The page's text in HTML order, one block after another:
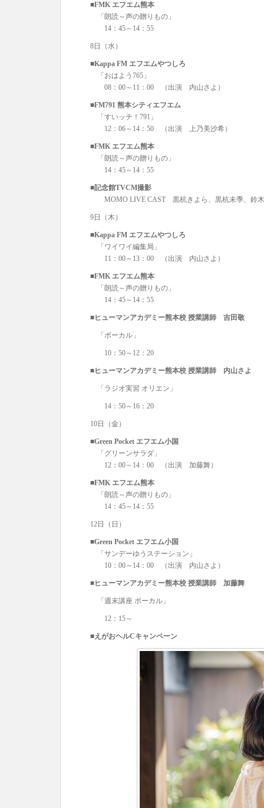
■FMK エフエム熊本
「朗読～声の贈りもの」
14：45～14：55
8日（水）
■Kappa FM エフエムやつしろ
「おはよう765」
08：00～11：00 （出演 内山さよ）
■FM791 熊本シティエフエム
「すいッチ！791」
12：06～14：50 （出演 上乃美沙希）
■FMK エフエム熊本
「朗読～声の贈りもの」
14：45～14：55
■記念館TVCM撮影
MOMO LIVE CAST 黒杭きよら、黒杭未季、鈴
9日（木）
■Kappa FM エフエムやつしろ
「ワイワイ編集局」
11：00～13：00 （出演 内山さよ）
■FMK エフエム熊本
「朗読～声の贈りもの」
14：45～14：55
■ヒューマンアカデミー熊本校 授業講師 吉田敬
「ボーカル」
10：50～12：20
■ヒューマンアカデミー熊本校 授業講師 内山さよ
「ラジオ実習 オリエン」
14：50～16：20
10日（金）
■Green Pocket エフエム小国
「グリーンサラダ」
12：00～14：00 （出演 加藤舞）
■FMK エフエム熊本
「朗読～声の贈りもの」
14：45～14：55
12日（日）
■Green Pocket エフエム小国
「サンデーゆうステーション」
10：00～14：00 （出演 内山さよ）
■ヒューマンアカデミー熊本校 授業講師 加藤舞
「週末講座 ボーカル」
12：15～
■えがおヘルCキャンペーン